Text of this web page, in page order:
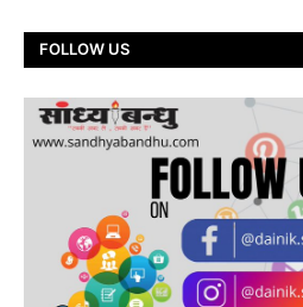
FOLLOW US